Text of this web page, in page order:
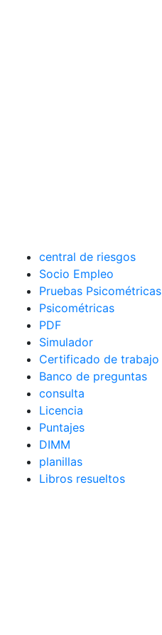
central de riesgos
Socio Empleo
Pruebas Psicométricas
Psicométricas
PDF
Simulador
Certificado de trabajo
Banco de preguntas
consulta
Licencia
Puntajes
DIMM
planillas
Libros resueltos